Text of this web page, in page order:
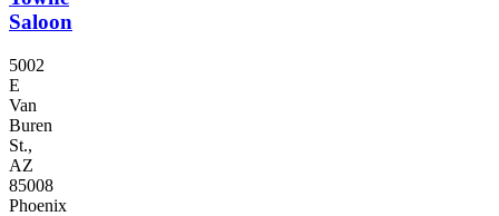
Saloon
5002
E
Van
Buren
St.,
AZ
85008
Phoenix